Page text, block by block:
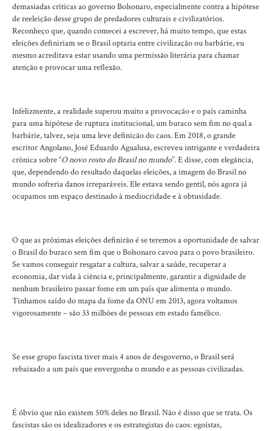
demasiadas críticas ao governo Bolsonaro, especialmente contra a hipótese
de reeleição desse grupo de predadores culturais e civilizatórios.
Reconheço que, quando comecei a escrever, há muito tempo, que estas
eleições definiriam se o Brasil optaria entre civilização ou barbárie, eu
mesmo acreditava estar usando uma permissão literária para chamar
atenção e provocar uma reflexão.
Infelizmente, a realidade superou muito a provocação e o país caminha
para uma hipótese de ruptura institucional, um buraco sem fim no qual a
barbárie, talvez, seja uma leve definição do caos. Em 2018, o grande
escritor Angolano, José Eduardo Agualusa, escreveu intrigante e verdadeira
crônica sobre “O novo rosto do Brasil no mundo”. E disse, com elegância,
que, dependendo do resultado daquelas eleições, a imagem do Brasil no
mundo sofreria danos irreparáveis. Ele estava sendo gentil, nós agora já
ocupamos um espaço destinado à mediocridade e à obtusidade.
O que as próximas eleições definirão é se teremos a oportunidade de salvar
o Brasil do buraco sem fim que o Bolsonaro cavou para o povo brasileiro.
Se vamos conseguir resgatar a cultura, salvar a saúde, recuperar a
economia, dar vida à ciência e, principalmente, garantir a dignidade de
nenhum brasileiro passar fome em um país que alimenta o mundo.
Tínhamos saído do mapa da fome da ONU em 2013, agora voltamos
vigorosamente – são 33 milhões de pessoas em estado famélico.
Se esse grupo fascista tiver mais 4 anos de desgoverno, o Brasil será
rebaixado a um país que envergonha o mundo e as pessoas civilizadas.
É óbvio que não existem 50% deles no Brasil. Não é disso que se trata. Os
fascistas são os idealizadores e os estrategistas do caos: egoístas,